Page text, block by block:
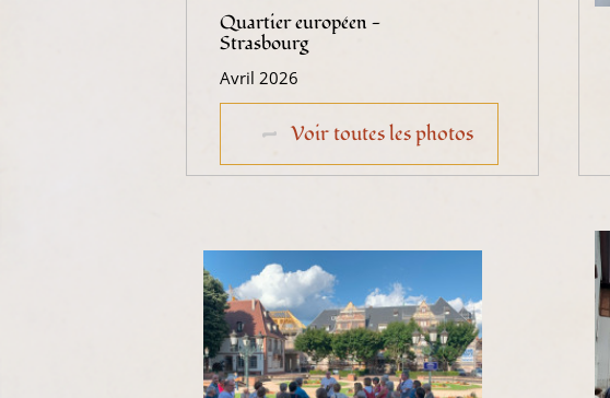
Quartier européen -
Strasbourg
Avril 2026
Voir toutes les photos